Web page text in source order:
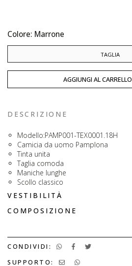
Colore: Marrone
TAGLIA
AGGIUNGI AL CARRELLO
DESCRIZIONE
Modello:PAMP001-TEX0001.18H
Camicia da uomo Pamplona
Tinta unita
Taglia comoda
Maniche lunghe
Scollo classico
VESTIBILITÀ
COMPOSIZIONE
CONDIVIDI:
SUPPORTO: